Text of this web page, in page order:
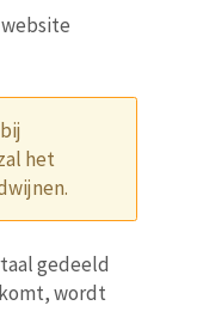
het
gedeeld
wordt